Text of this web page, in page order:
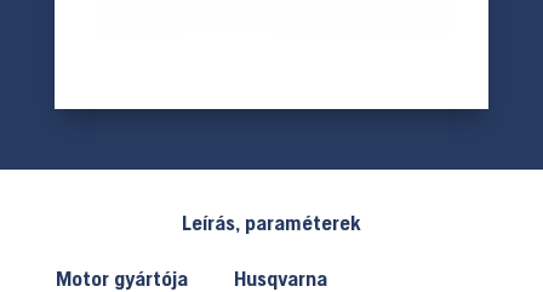
Leírás, paraméterek
Motor gyártója
Husqvarna